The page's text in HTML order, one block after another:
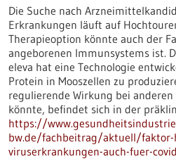
Die Suche nach
Erkrankungen läuft auf
Therapieoption könnte auch der
angeborenen Immunsystems ist.
eleva hat eine Technologie
Protein in Mooszellen zu
regulierende Wirkung bei
könnte, befindet sich in der
https://
bw.de/fachbeitrag/aktuell/faktor-
viruserkrankungen-auch-fuer-